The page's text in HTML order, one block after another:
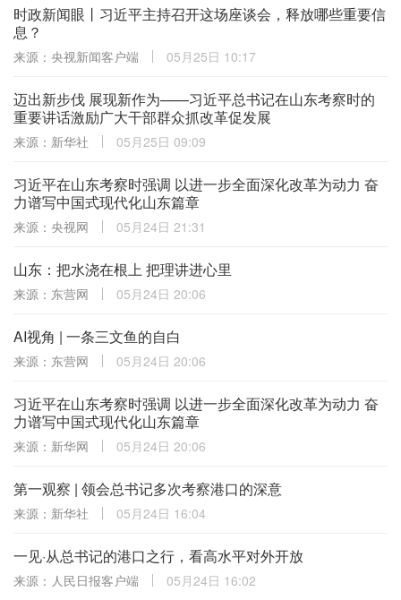
时政新闻眼丨习近平主持召开这场座谈会，释放哪些重要信
息？
来源：央视新闻客户端 05月25日 10:17
迈出新步伐 展现新作为——习近平总书记在山东考察时的
重要讲话激励广大干部群众抓改革促发展
来源：新华社 05月25日 09:09
习近平在山东考察时强调 以进一步全面深化改革为动力 奋
力谱写中国式现代化山东篇章
来源：央视网 05月24日 21:31
山东：把水浇在根上 把理讲进心里
来源：东营网 05月24日 20:06
AI视角 | 一条三文鱼的自白
来源：东营网 05月24日 20:06
习近平在山东考察时强调 以进一步全面深化改革为动力 奋
力谱写中国式现代化山东篇章
来源：新华网 05月24日 20:06
第一观察 | 领会总书记多次考察港口的深意
来源：新华社 05月24日 16:04
一见·从总书记的港口之行，看高水平对外开放
来源：人民日报客户端 05月24日 16:02